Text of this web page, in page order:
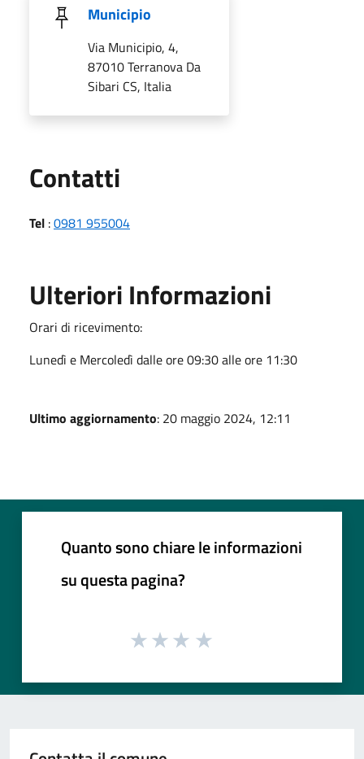
Municipio
Via Municipio, 4,
87010 Terranova Da
Sibari CS, Italia
Contatti
Tel :0981 955004
Ulteriori Informazioni
Orari di ricevimento:
Lunedì e Mercoledì dalle ore 09:30 alle ore 11:30
Ultimo aggiornamento: 20 maggio 2024, 12:11
Quanto sono chiare le informazioni
su questa pagina?